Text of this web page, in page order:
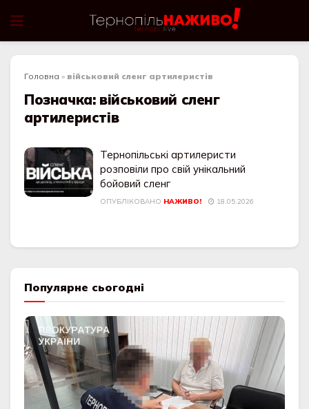
Головна » військовий сленг артилеристів
Позначка: військовий сленг
артилеристів
Тернопільські артилеристи
розповіли про свій унікальний
бойовий сленг
ОПУБЛІКОВАНО НАЖИВО! 18.05.2026
Популярне сьогодні